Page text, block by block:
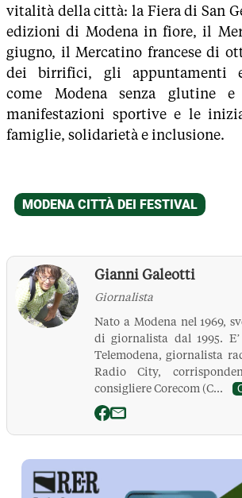
vitalità della città: la Fiera di San
edizioni di Modena in fiore, il
giugno, il Mercatino francese di
dei birrifici, gli appuntamenti
come Modena senza glutine
manifestazioni sportive e le
famiglie, solidarietà e inclusione.
Gianni Galeotti
Giornalista
Nato a Modena nel 1969,
di giornalista dal 1995.
Telemodena, giornalista
Radio City,
consigliere Corecom (C...
La Pressa